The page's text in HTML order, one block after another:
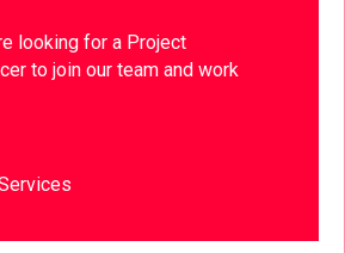
looking for a Project
to join our team and work